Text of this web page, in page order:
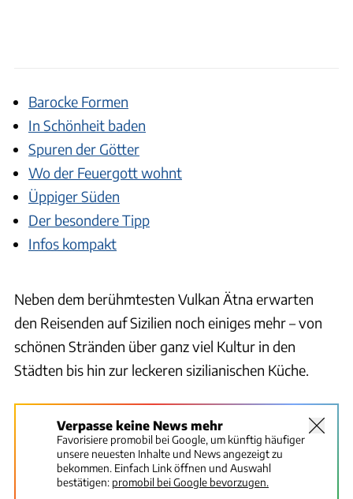
Barocke Formen
In Schönheit baden
Spuren der Götter
Wo der Feuergott wohnt
Üppiger Süden
Der besondere Tipp
Infos kompakt
Neben dem berühmtesten Vulkan Ätna erwarten
den Reisenden auf Sizilien noch einiges mehr – von
schönen Stränden über ganz viel Kultur in den
Städten bis hin zur leckeren sizilianischen Küche.
Verpasse keine News mehr
Favorisiere promobil bei Google, um künftig häufiger
unsere neuesten Inhalte und News angezeigt zu
bekommen. Einfach Link öffnen und Auswahl
bestätigen: promobil bei Google bevorzugen.